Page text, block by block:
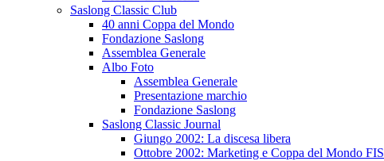
Saslong Classic Club
40 anni Coppa del Mondo
Fondazione Saslong
Assemblea Generale
Albo Foto
Assemblea Generale
Presentazione marchio
Fondazione Saslong
Saslong Classic Journal
Giungo 2002: La discesa libera
Ottobre 2002: Marketing e Coppa del Mondo FIS